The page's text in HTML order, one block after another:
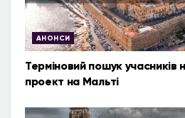
АНОНСИ
Терміновий пошук учасників
проект на Мальті